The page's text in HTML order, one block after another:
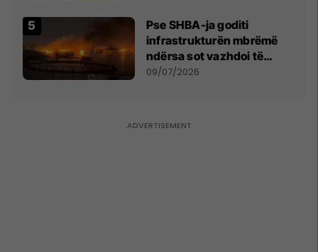
Pse SHBA-ja goditi
infrastrukturën mbrëmë
ndërsa sot vazhdoi të
zmbrapsë sulmet iraniane
09/07/2026